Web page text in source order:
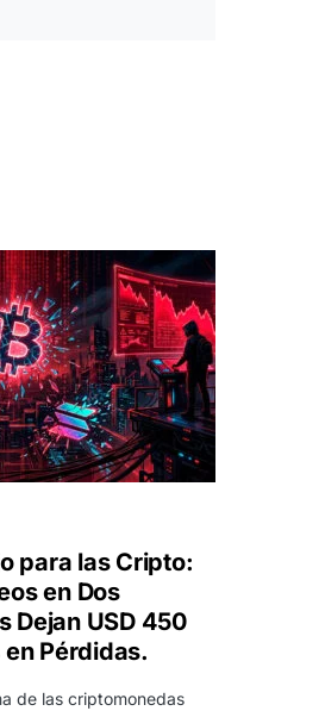
para las Cripto:
en Dos
Dejan USD 450
Pérdidas.
de las criptomonedas